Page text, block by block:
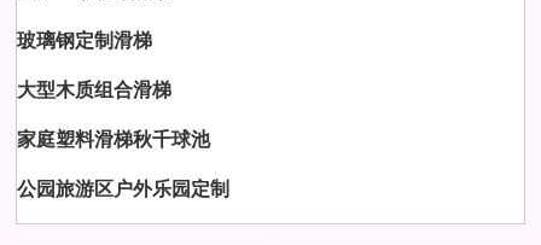
玻璃钢定制滑梯
大型木质组合滑梯
家庭塑料滑梯秋千球池
公园旅游区户外乐园定制